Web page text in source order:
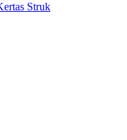
Struk